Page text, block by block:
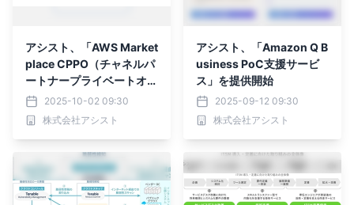
アシスト、「AWS Market
place CPPO（チャネルパ
ートナープライベートオフ
ァー）」を開始
2025-10-02 09:30
株式会社アシスト
アシスト、「Amazon Q B
usiness PoC支援サービ
ス」を提供開始
2025-09-12 09:30
株式会社アシスト